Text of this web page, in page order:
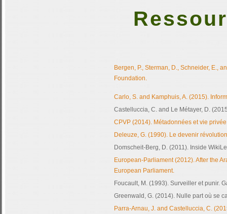
Bergen, P., Sterman, D., Schneider, E.,
Foundation.
Carlo, S. and Kamphuis, A. (2015).
Castelluccia, C. and Le Métayer, D.
CPVP (2014). Métadonnées et vie
Deleuze, G. (1990). Le devenir
Domscheit-Berg, D. (2011). Inside
European-Parliament (2012). After the
European Parliament.
Foucault, M. (1993). Surveiller et punir.
Greenwald, G. (2014). Nulle part où se
Parra-Arnau, J. and Castelluccia, C.